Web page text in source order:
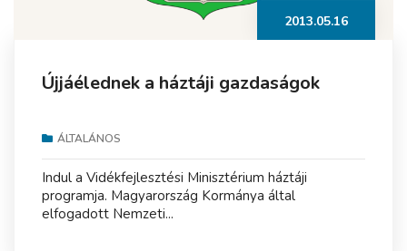
2013.05.16
Újjáélednek a háztáji gazdaságok
ÁLTALÁNOS
Indul a Vidékfejlesztési Minisztérium háztáji
programja. Magyarország Kormánya által
elfogadott Nemzeti...